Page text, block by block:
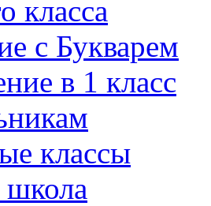
класса
с Букварем
в 1 класс
классы
школа